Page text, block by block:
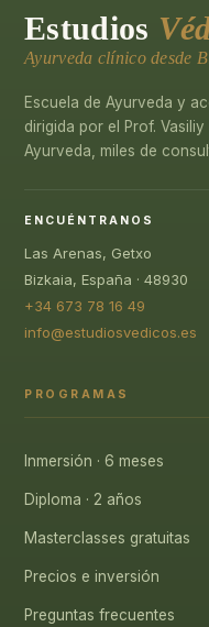
Estudios
Ayurveda clínico desde
Escuela de Ayurveda y
dirigida por el Prof.
Ayurveda, miles de
ENCUÉNTRANOS
Las Arenas, Getxo
Bizkaia, España · 48930
+34 673 78 16 49
info@estudiosvedicos.es
PROGRAMAS
Inmersión · 6 meses
Diploma · 2 años
Masterclasses gratuitas
Precios e inversión
Preguntas frecuentes